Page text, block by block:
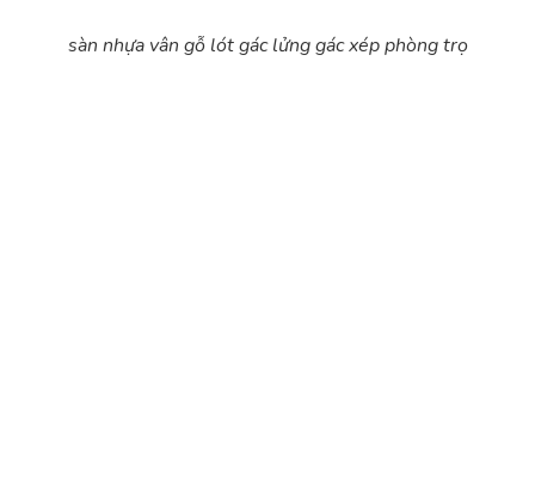
sàn nhựa vân gỗ lót gác lửng gác xép phòng trọ